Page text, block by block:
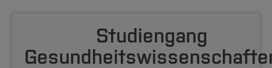
Studiengang